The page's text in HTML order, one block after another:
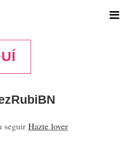
seguir Hazte lover